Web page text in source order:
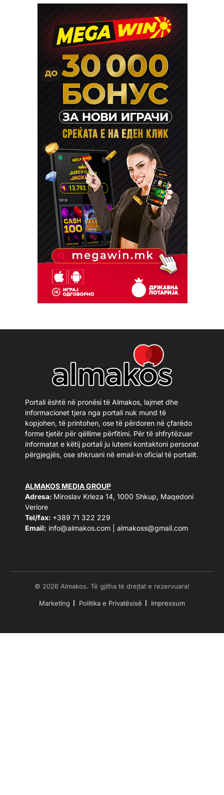
Portali është në pronësi të Almakos, lajmet dhe
informacionet tjera nga portali nuk mund të
kopjohen, të printohen, ose të përdoren në çfarëdo
forme tjetër për qëllime përfitimi. Për të shfrytëzuar
informatat e këtij portali ju lutemi kontaktoni personat
përgjegjës, ose shkruani në email-in oficial të portalit.
ALMAKOS MEDIA GROUP
Adresa: Miroslav Krleza 14, 1000 Shkup, Maqedoni
Veriore
Tel/fax: +389 71 322 229
Email: info@almakos.com almakoss@gmail.com
© 2026 Almakos. Të gjitha të drejtat e rezervuara!
Marketing Politika e Privatësisë Impressum